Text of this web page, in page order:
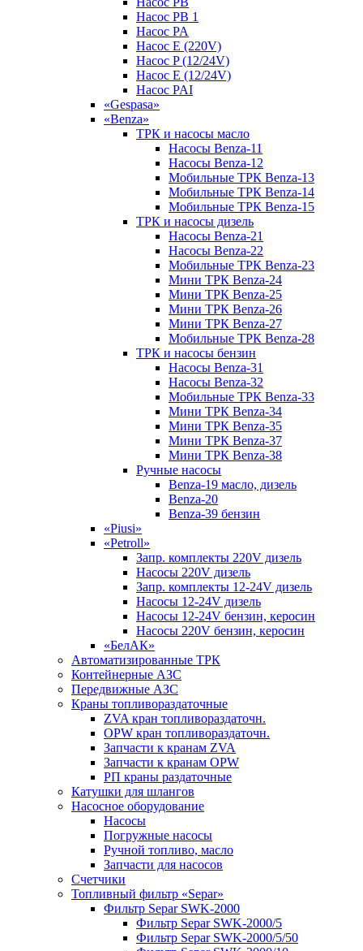
Насос PB 1
Насос PA
Насос E (220V)
Насос P (12/24V)
Насос E (12/24V)
Насос PAI
«Gespasa»
«Benza»
ТРК и насосы масло
Насосы Benza-11
Насосы Benza-12
Мобильные ТРК Benza-13
Мобильные ТРК Benza-14
Мобильные ТРК Benza-15
ТРК и насосы дизель
Насосы Benza-21
Насосы Benza-22
Мобильные ТРК Benza-23
Мини ТРК Benza-24
Мини ТРК Benza-25
Мини ТРК Benza-26
Мини ТРК Benza-27
Мобильные ТРК Benza-28
ТРК и насосы бензин
Насосы Benza-31
Насосы Benza-32
Мобильные ТРК Benza-33
Мини ТРК Benza-34
Мини ТРК Benza-35
Мини ТРК Benza-37
Мини ТРК Benza-38
Ручные насосы
Benza-19 масло, дизель
Benza-20
Benza-39 бензин
«Piusi»
«Petroll»
Запр. комплекты 220V дизель
Насосы 220V дизель
Запр. комплекты 12-24V дизель
Насосы 12-24V дизель
Насосы 12-24V бензин, керосин
Насосы 220V бензин, керосин
«БелАК»
Автоматизированные ТРК
Контейнерные АЗС
Передвижные АЗС
Краны топливораздаточные
ZVA кран топливораздаточн.
OPW кран топливораздаточн.
Запчасти к кранам ZVA
Запчасти к кранам OPW
РП краны раздаточные
Катушки для шлангов
Насосное оборудование
Насосы
Погружные насосы
Ручной топливо, масло
Запчасти для насосов
Счетчики
Топливный фильтр «Separ»
Фильтр Separ SWK-2000
Фильтр Separ SWK-2000/5
Фильтр Separ SWK-2000/5/50